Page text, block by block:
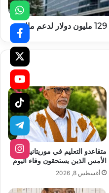
متقاعدو التعليم في موريتانيا… بناة
الأمس الذين يستحقون وفاء اليوم
أغسطس 8, 2026